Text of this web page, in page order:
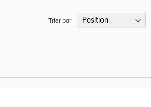
Trier par